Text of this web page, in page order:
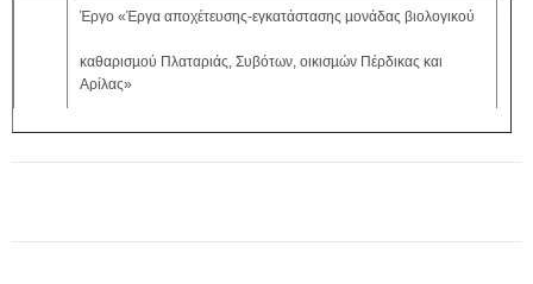
Έργο «Έργα αποχέτευσης-εγκατάστασης µονάδας βιολογικού
καθαρισµού Πλαταριάς, Συβότων, οικισµών Πέρδικας και
Αρίλας»